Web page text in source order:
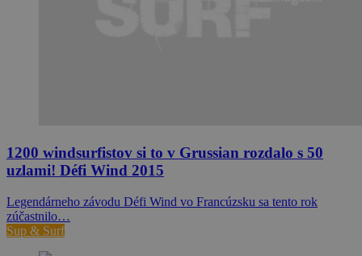
1200 windsurfistov si to v Grussian rozdalo s 50
uzlami! Défi Wind 2015
Legendárneho závodu Défi Wind vo Francúzsku sa tento rok
zúčastnilo…
Sup & Surf